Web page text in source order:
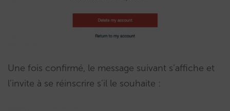
Une fois confirmé, le message suivant s’affiche et
l’invite à se réinscrire s’il le souhaite :